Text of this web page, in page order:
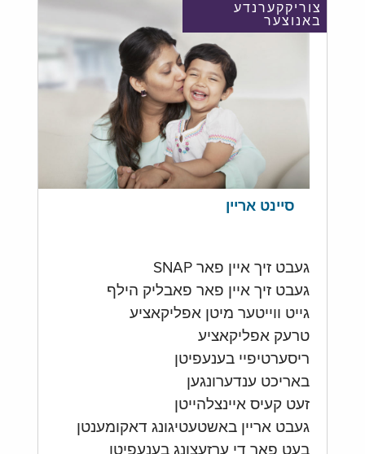
צוריקקערנדע
באנוצער
סיינט אריין
געבט זיך איין פאר SNAP
געבט זיך איין פאר פאבליק הילף
גייט ווייטער מיטן אפליקאציע
טרעק אפליקאציע
ריסערטיפיי בענעפיטן
באריכט ענדערונגען
זעט קעיס איינצלהייטן
געבט אריין באשטעטיגונג דאקומענטן
בעט פאר די ערזעצונג בענעפיטן